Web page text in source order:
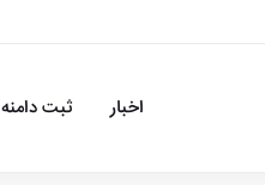
اخبار ثبت دامنه